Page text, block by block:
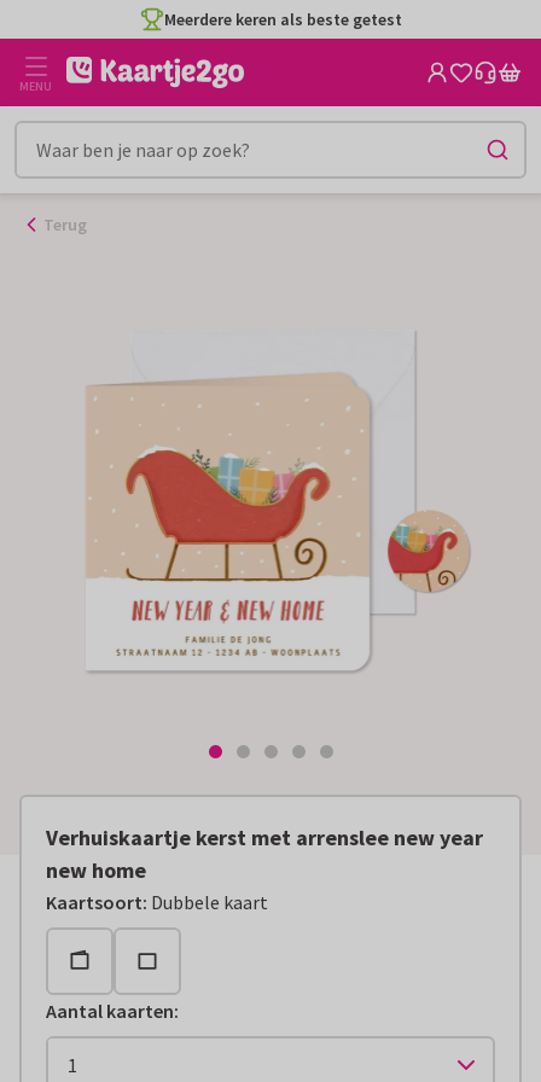
naar
inhoud
Meerdere keren als beste getest
MENU
Terug
Verhuiskaartje kerst met arrenslee new year
new home
Kaartsoort: Dubbele kaart
Aantal kaarten: